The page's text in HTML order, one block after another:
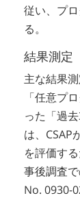
従い、プ
る。
結果測定
主な結果
「任意プ
った「過
は、CSAP
を評価す
事後調査
No. 0930-